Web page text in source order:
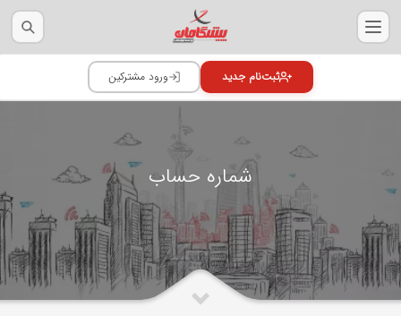
شماره حساب